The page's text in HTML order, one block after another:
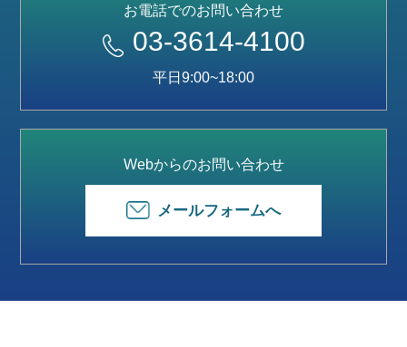
お電話でのお問い合わせ
03-3614-4100
平日9:00~18:00
Webからのお問い合わせ
メールフォームへ